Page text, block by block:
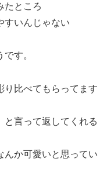
たところ
すいんじゃない
す。
り比べてもらってます
と言って返してくれる
んか可愛いと思ってい